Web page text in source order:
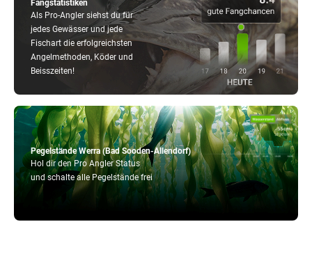
Pegelstände Werra (Bad Sooden-Allendorf)
Hol dir den Pro Angler Status
und schalte alle Pegelstände frei
Fangstatistiken
Als Pro-Angler siehst du für
jedes Gewässer und jede
Fischart die erfolgreichsten
Angelmethoden, Köder und
Beisszeiten!